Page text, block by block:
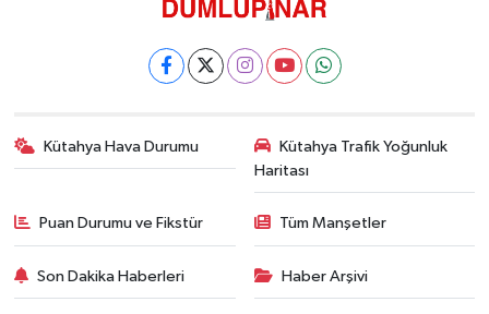
Kütahya Hava Durumu
Kütahya Trafik Yoğunluk
Haritası
Puan Durumu ve Fikstür Tüm Manşetler
Son Dakika Haberleri Haber Arşivi